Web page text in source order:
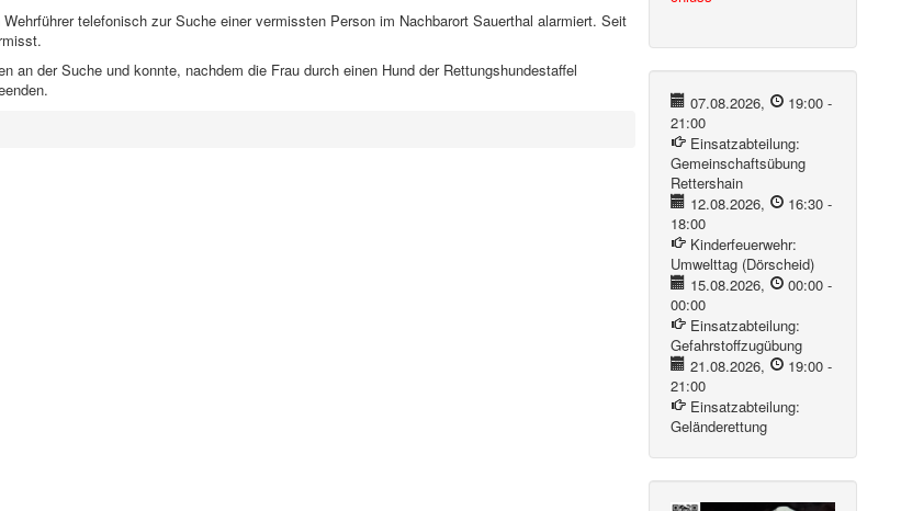
telefonisch zur Suche einer vermissten Person im Nachbarort Sauerthal alarmiert. Seit
an der Suche und konnte, nachdem die Frau durch einen Hund der Rettungshundestaffel
07.08.2026, 19:00-
21:00
Einsatzabteilung:
Gemeinschaftsübung
Rettershain
12.08.2026, 16:30-
18:00
Kinderfeuerwehr:
Umwelttag (Dörscheid)
15.08.2026, 00:00-
00:00
Einsatzabteilung:
Gefahrstoffzugübung
21.08.2026, 19:00-
21:00
Einsatzabteilung:
Geländerettung